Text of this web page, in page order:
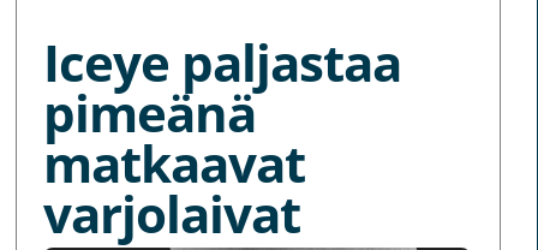
Iceye paljastaa
pimeänä
matkaavat
varjolaivat